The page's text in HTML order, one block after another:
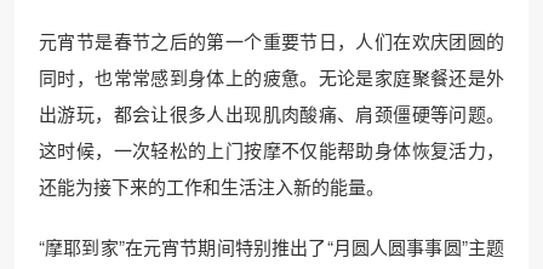
元宵节是春节之后的第一个重要节日，人们在欢庆团圆的
同时，也常常感到身体上的疲惫。无论是家庭聚餐还是外
出游玩，都会让很多人出现肌肉酸痛、肩颈僵硬等问题。
这时候，一次轻松的上门按摩不仅能帮助身体恢复活力，
还能为接下来的工作和生活注入新的能量。
“摩耶到家”在元宵节期间特别推出了“月圆人圆事事圆”主题